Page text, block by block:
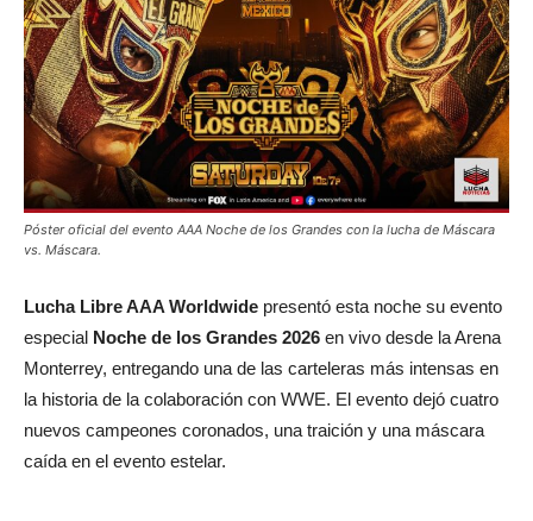
Póster oficial del evento AAA Noche de los Grandes con la lucha de Máscara
vs. Máscara.
Lucha Libre AAA Worldwide presentó esta noche su evento
especial Noche de los Grandes 2026 en vivo desde la Arena
Monterrey, entregando una de las carteleras más intensas en
la historia de la colaboración con WWE. El evento dejó cuatro
nuevos campeones coronados, una traición y una máscara
caída en el evento estelar.